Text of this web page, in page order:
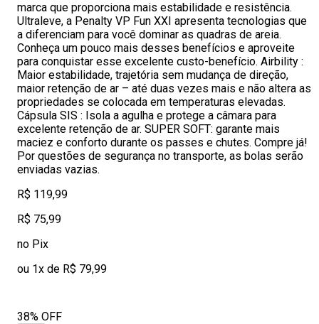
marca que proporciona mais estabilidade e resistência.
Ultraleve, a Penalty VP Fun XXI apresenta tecnologias que
a diferenciam para você dominar as quadras de areia.
Conheça um pouco mais desses benefícios e aproveite
para conquistar esse excelente custo-benefício. Airbility :
Maior estabilidade, trajetória sem mudança de direção,
maior retenção de ar – até duas vezes mais e não altera as
propriedades se colocada em temperaturas elevadas.
Cápsula SIS : Isola a agulha e protege a câmara para
excelente retenção de ar. SUPER SOFT: garante mais
maciez e conforto durante os passes e chutes. Compre já!
Por questões de segurança no transporte, as bolas serão
enviadas vazias.
R$ 119,99
R$ 75,99
no Pix
ou 1x de R$ 79,99
38% OFF